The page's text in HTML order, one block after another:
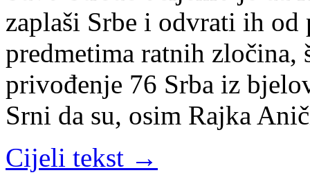
zaplaši Srbe i odvrati ih
predmetima ratnih zločina,
privođenje 76 Srba iz
Srni da su, osim Rajka
Cijeli tekst →